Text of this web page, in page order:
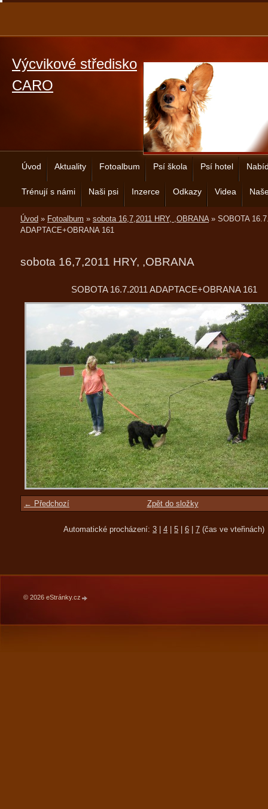
Výcvikové středisko
CARO
Úvod Aktuality Fotoalbum Psí škola Psí hotel
Trénují s námi Naši psi Inzerce Odkazy Videa
Úvod » Fotoalbum » sobota 16,7,2011 HRY, ,OBRANA» SOBOTA
ADAPTACE+OBRANA 161
sobota 16,7,2011 HRY, ,OBRANA
SOBOTA 16.7.2011 ADAPTACE+OBRANA 161
← Předchozí Zpět do složky
Automatické procházení: 3 4 5 6 7 (čas ve vteřinách)
© 2026 eStránky.cz